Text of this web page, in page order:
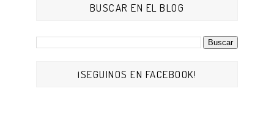
BUSCAR EN EL BLOG
¡SEGUINOS EN FACEBOOK!